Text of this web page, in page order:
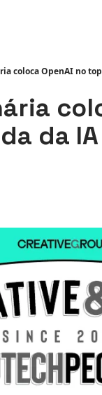
coloca OpenAI no
da